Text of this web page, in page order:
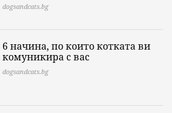
dogsandcats.bg
6 начина, по които котката ви
комуникира с вас
dogsandcats.bg